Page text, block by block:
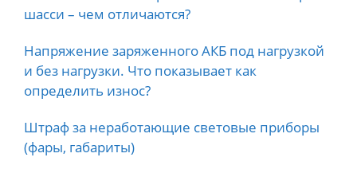
шасси – чем отличаются?
Напряжение заряженного АКБ под нагрузкой
и без нагрузки. Что показывает как
определить износ?
Штраф за неработающие световые приборы
(фары, габариты)